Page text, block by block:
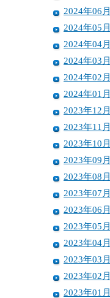
2024年06月
2024年05月
2024年04月
2024年03月
2024年02月
2024年01月
2023年12月
2023年11月
2023年10月
2023年09月
2023年08月
2023年07月
2023年06月
2023年05月
2023年04月
2023年03月
2023年02月
2023年01月